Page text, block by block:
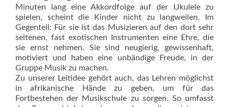
Minuten lang eine Akkordfolge auf der Ukulele zu
spielen, scheint die Kinder nicht zu langweilen. Im
Gegenteil: Für sie ist das Musizieren auf den dort sehr
seltenen, fast exotischen Instrumenten eine Ehre, die
sie ernst nehmen. Sie sind neugierig, gewissenhaft,
motiviert und haben eine unbändige Freude, in der
Gruppe Musik zu machen.
Zu unserer Leitidee gehört auch, das Lehren möglichst
in afrikanische Hände zu geben, um für das
Fortbestehen der Musikschule zu sorgen. So umfasst